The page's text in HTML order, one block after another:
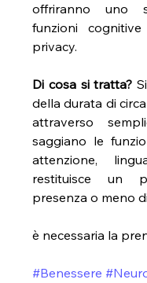
offriranno uno
funzioni
privacy.
Di cosa si tratta?
della durata di
attraverso
saggiano le
attenzione,
restituisce un
presenza o meno
è necessaria la
#Benessere